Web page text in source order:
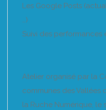
Les Google Posts
…)
Suivi des performances
Atelier organisé par la
communes des Vallées
la Ruche Numérique, le